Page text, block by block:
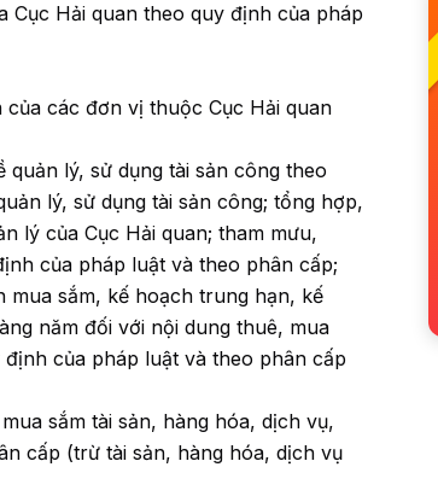
Hải quan theo quy định của pháp
các đơn vị thuộc Cục Hải quan
lý, sử dụng tài sản công theo
lý, sử dụng tài sản công; tổng hợp,
lý của Cục Hải quan; tham mưu,
của pháp luật và theo phân cấp;
sắm, kế hoạch trung hạn, kế
năm đối với nội dung thuê, mua
của pháp luật và theo phân cấp
sắm tài sản, hàng hóa, dịch vụ,
cấp (trừ tài sản, hàng hóa, dịch vụ